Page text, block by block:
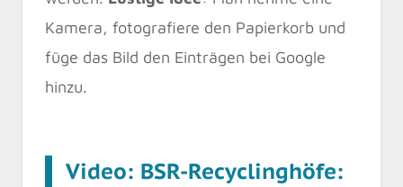
Kamera, fotografiere den Papierkorb und
füge das Bild den Einträgen bei Google
hinzu.
Video: BSR-Recyclinghöfe: